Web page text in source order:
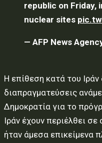
republic on Friday,
nuclear sites
— AFP News
Η επίθεση κατά του
διαπραγματεύσεις
Δημοκρατία για το
Ιράν έχουν περιέλθει
ήταν άμεσα επικείμενα